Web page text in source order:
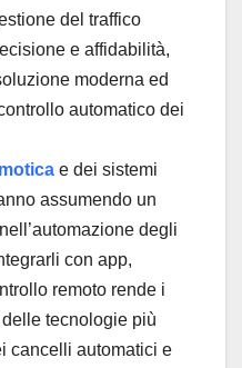
del traffico
e affidabilità,
moderna ed
automatico dei
e dei sistemi
assumendo un
degli
con app,
remoto rende i
tecnologie più
cancelli automatici e